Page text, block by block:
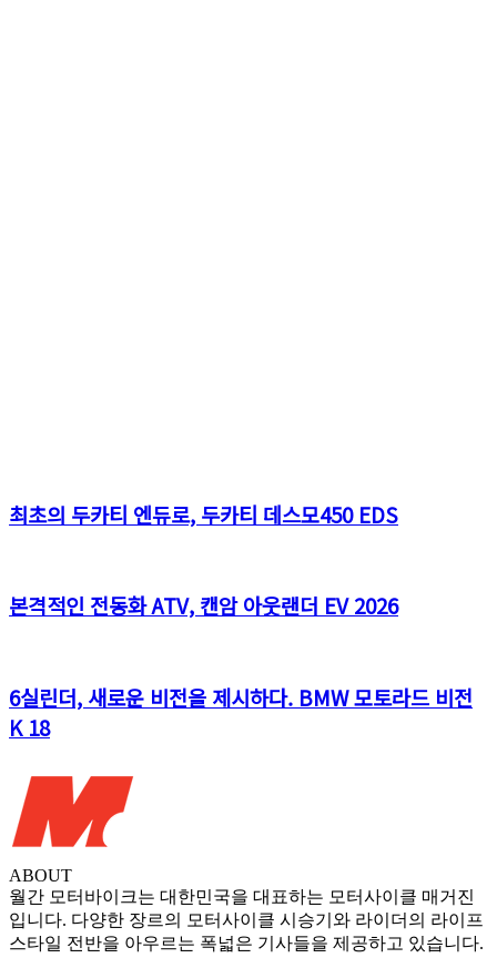
최초의 두카티 엔듀로, 두카티 데스모450 EDS
본격적인 전동화 ATV, 캔암 아웃랜더 EV 2026
6실린더, 새로운 비전을 제시하다. BMW 모토라드 비전
K 18
ABOUT
월간 모터바이크는 대한민국을 대표하는 모터사이클 매거진
입니다. 다양한 장르의 모터사이클 시승기와 라이더의 라이프
스타일 전반을 아우르는 폭넓은 기사들을 제공하고 있습니다.